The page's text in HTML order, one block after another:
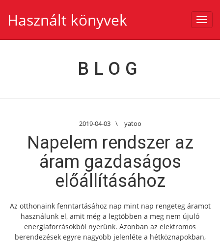
Használt könyvek
BLOG
2019-04-03 \ yatoo
Napelem rendszer az
áram gazdaságos
előállításához
Az otthonaink fenntartásához nap mint nap rengeteg áramot
használunk el, amit még a legtöbben a meg nem újuló
energiaforrásokból nyerünk. Azonban az elektromos
berendezések egyre nagyobb jelenléte a hétköznapokban,